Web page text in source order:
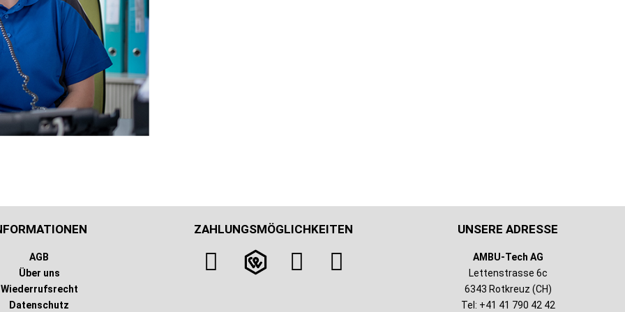
AGB
Über uns
Wiederrufsrecht
Datenschutz
ZAHLUNGSMÖGLICHKEITEN UNSERE ADRESSE
AMBU-Tech AG
Lettenstrasse 6c
6343 Rotkreuz (CH)
Tel: +41 41 790 42 42